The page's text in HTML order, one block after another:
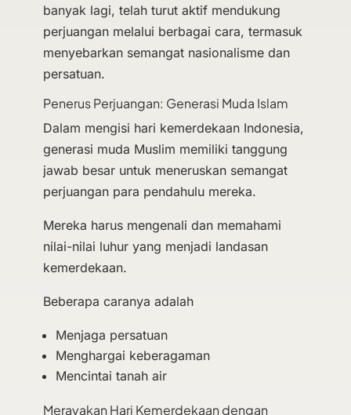
banyak lagi, telah turut aktif mendukung
perjuangan melalui berbagai cara, termasuk
menyebarkan semangat nasionalisme dan
persatuan.
Penerus Perjuangan: Generasi Muda Islam
Dalam mengisi hari kemerdekaan Indonesia,
generasi muda Muslim memiliki tanggung
jawab besar untuk meneruskan semangat
perjuangan para pendahulu mereka.
Mereka harus mengenali dan memahami
nilai-nilai luhur yang menjadi landasan
kemerdekaan.
Beberapa caranya adalah
Menjaga persatuan
Menghargai keberagaman
Mencintai tanah air
Merayakan Hari Kemerdekaan dengan